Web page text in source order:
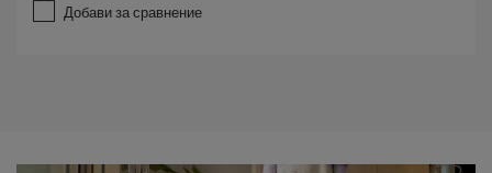
в
Добави за сравнение